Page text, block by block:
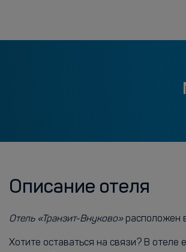
Описание отеля
Отель «Транзит-Внуково»расположен
Хотите оставаться на связи? В